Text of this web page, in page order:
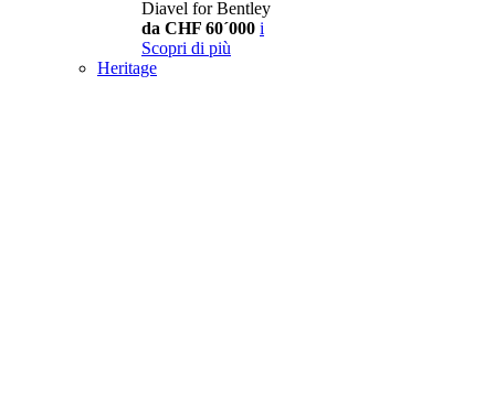
Diavel for Bentley
da CHF 60´000 i
Scopri di più
Heritage